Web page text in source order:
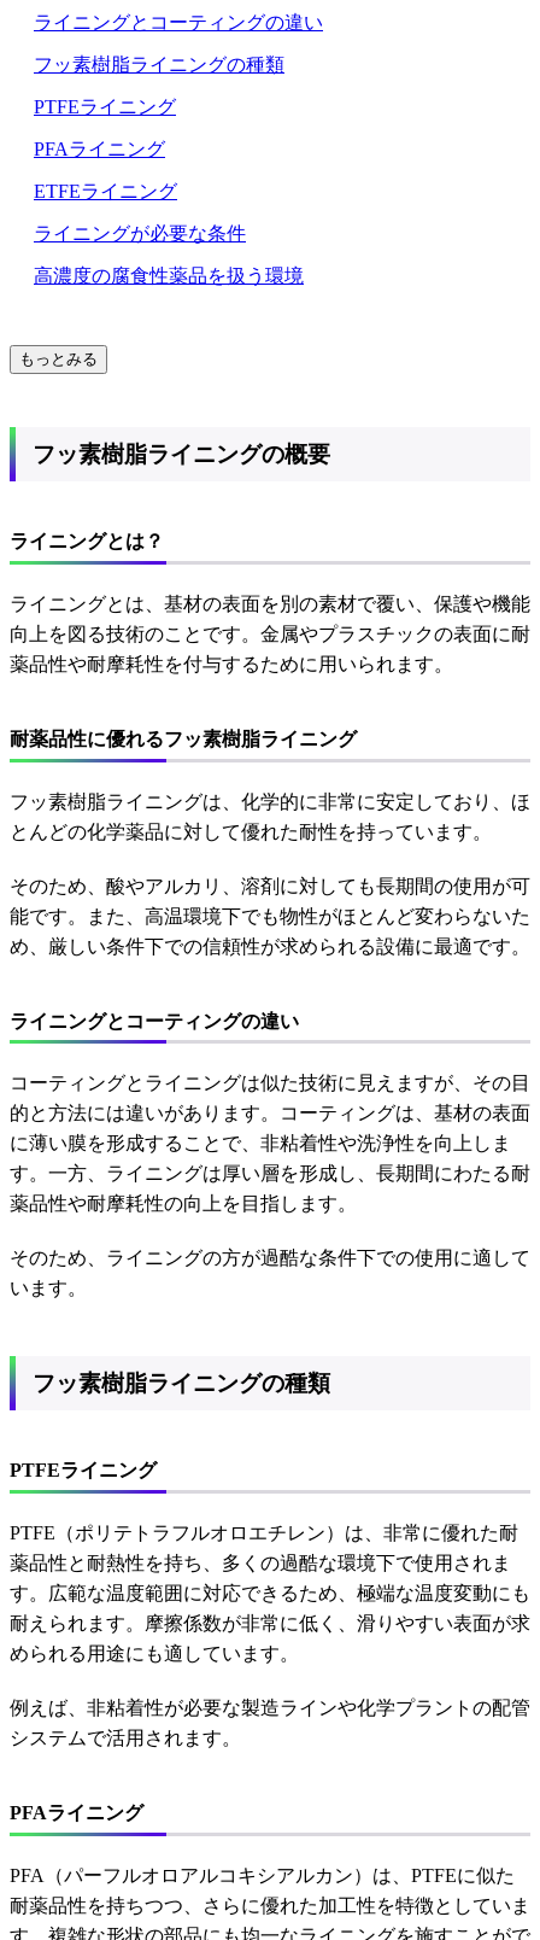
ライニングとコーティングの違い
フッ素樹脂ライニングの種類
PTFEライニング
PFAライニング
ETFEライニング
ライニングが必要な条件
高濃度の腐食性薬品を扱う環境
もっとみる
フッ素樹脂ライニングの概要
ライニングとは？
ライニングとは、基材の表面を別の素材で覆い、保護や機能
向上を図る技術のことです。金属やプラスチックの表面に耐
薬品性や耐摩耗性を付与するために用いられます。
耐薬品性に優れるフッ素樹脂ライニング
フッ素樹脂ライニングは、化学的に非常に安定しており、ほ
とんどの化学薬品に対して優れた耐性を持っています。
そのため、酸やアルカリ、溶剤に対しても長期間の使用が可
能です。また、高温環境下でも物性がほとんど変わらないた
め、厳しい条件下での信頼性が求められる設備に最適です。
ライニングとコーティングの違い
コーティングとライニングは似た技術に見えますが、その目
的と方法には違いがあります。コーティングは、基材の表面
に薄い膜を形成することで、非粘着性や洗浄性を向上しま
す。一方、ライニングは厚い層を形成し、長期間にわたる耐
薬品性や耐摩耗性の向上を目指します。
そのため、ライニングの方が過酷な条件下での使用に適して
います。
フッ素樹脂ライニングの種類
PTFEライニング
PTFE（ポリテトラフルオロエチレン）は、非常に優れた耐
薬品性と耐熱性を持ち、多くの過酷な環境下で使用されま
す。広範な温度範囲に対応できるため、極端な温度変動にも
耐えられます。摩擦係数が非常に低く、滑りやすい表面が求
められる用途にも適しています。
例えば、非粘着性が必要な製造ラインや化学プラントの配管
システムで活用されます。
PFAライニング
PFA（パーフルオロアルコキシアルカン）は、PTFEに似た
耐薬品性を持ちつつ、さらに優れた加工性を特徴としていま
す。複雑な形状の部品にも均一なライニングを施すことがで